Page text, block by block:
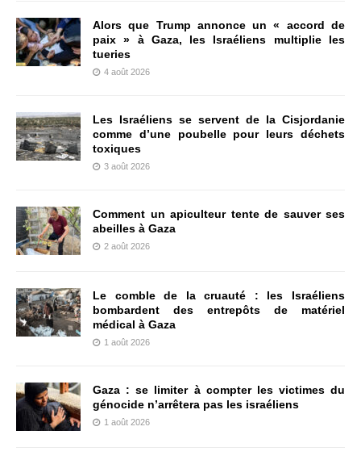
Alors que Trump annonce un « accord de
paix » à Gaza, les Israéliens multiplie les
tueries
4 août 2026
Les Israéliens se servent de la Cisjordanie
comme d’une poubelle pour leurs déchets
toxiques
3 août 2026
Comment un apiculteur tente de sauver ses
abeilles à Gaza
2 août 2026
Le comble de la cruauté : les Israéliens
bombardent des entrepôts de matériel
médical à Gaza
1 août 2026
Gaza : se limiter à compter les victimes du
génocide n’arrêtera pas les israéliens
1 août 2026